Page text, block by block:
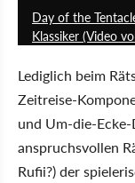
Day of the
Klassiker (Video
Lediglich beim
Zeitreise-
und Um-die-
anspruchsvollen
Rufii?) der